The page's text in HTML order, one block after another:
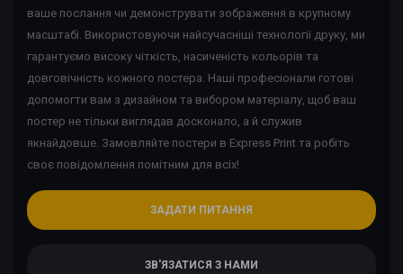
ваше послання чи демонструвати зображення в крупному
масштабі. Використовуючи найсучасніші технології друку, ми
гарантуємо високу чіткість, насиченість кольорів та
довговічність кожного постера. Наші професіонали готові
допомогти вам з дизайном та вибором матеріалу, щоб ваш
постер не тільки виглядав досконало, а й служив
якнайдовше. Замовляйте постери в Express Print та робіть
своє повідомлення помітним для всіх!
ЗАДАТИ ПИТАННЯ
ЗВ'ЯЗАТИСЯ З НАМИ